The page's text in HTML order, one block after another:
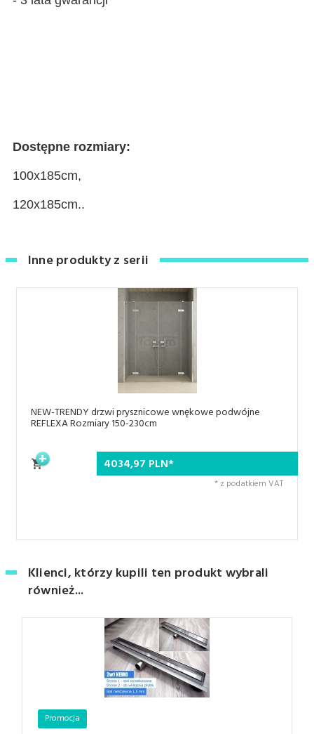
Dostępne rozmiary:
100x185cm,
120x185cm..
Inne produkty z serii
NEW-TRENDY drzwi prysznicowe wnękowe podwójne
REFLEXA Rozmiary 150-230cm
4034,97 PLN*
* z podatkiem VAT
Klienci, którzy kupili ten produkt wybrali
również...
Promocja